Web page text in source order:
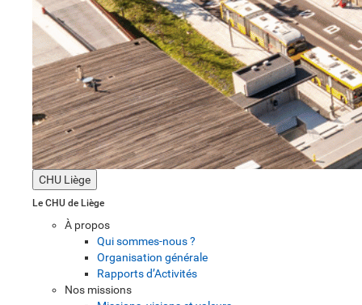
CHU Liège
Le CHU de Liège
À propos
Qui sommes-nous ?
Organisation générale
Rapports d’Activités
Nos missions